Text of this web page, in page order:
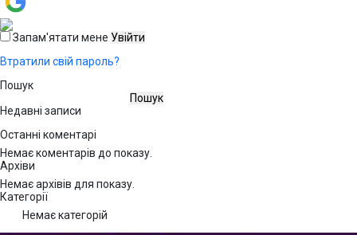
Запам'ятати мене Увійти
Втратили свій пароль?
Пошук
Пошук
Недавні записи
Останні коментарі
Немає коментарів до показу.
Архіви
Немає архівів для показу.
Категорії
Немає категорій